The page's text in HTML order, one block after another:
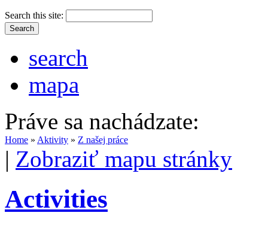
Search this site:
search
mapa
Práve sa nachádzate:
Home » Aktivity » Z našej práce
| Zobraziť mapu stránky
Activities